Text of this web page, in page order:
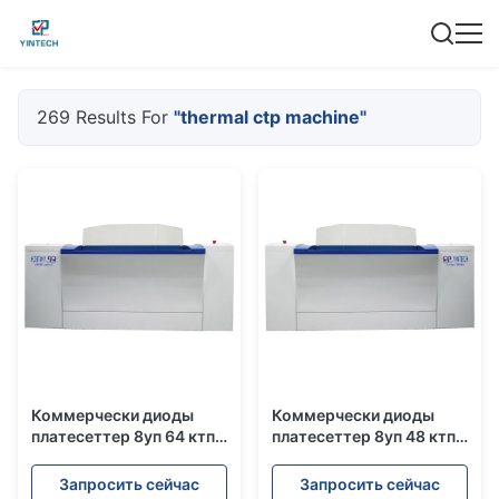
269 Results For "thermal ctp machine"
Коммерчески диоды
платесеттер 8уп 64 ктп
теплого воздуха 29 плит
Запросить сейчас
Коммерчески диоды
платесеттер 8уп 48 ктп
теплого воздуха 22
Запросить сейчас